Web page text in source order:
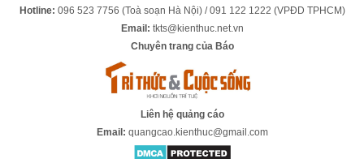
Hotline: 096 523 7756 (Toà soạn Hà Nội) / 091 122 1222 (VPĐD TPHCM)
Email: tkts@kienthuc.net.vn
Chuyên trang của Báo
Liên hệ quảng cáo
Email: quangcao.kienthuc@gmail.com